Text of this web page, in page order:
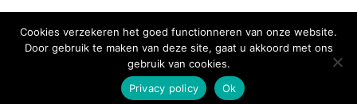
info@bma.brussels
Cookies verzekeren het goed functionneren van onze website.
Door gebruik te maken van deze site, gaat u akkoord met ons
gebruik van cookies.
Ok
Privacy policy